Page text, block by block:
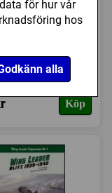
för hur vår
hos
alla
4CMBG (Exp.)
Köp